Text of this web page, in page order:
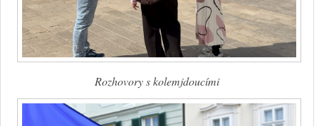
Rozhovory s kolemjdoucími